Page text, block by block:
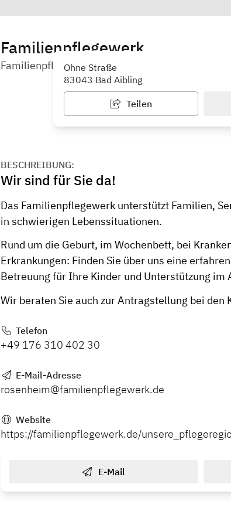
Familienpflegewerk
Familienpflegestation Rosenheim-Bad Aibling
Ohne Straße
83043 Bad Aibling
Teilen
BESCHREIBUNG:
Wir sind für Sie da!
Das Familienpflegewerk unterstützt Familien,
in schwierigen Lebenssituationen.
Rund um die Geburt, im Wochenbett, bei
Erkrankungen: Finden Sie über uns eine
Betreuung für Ihre Kinder und Unterstützung im
Wir beraten Sie auch zur Antragstellung bei den
Telefon
+49 176 310 402 30
E-Mail-Adresse
rosenheim@familienpflegewerk.de
Website
https://familienpflegewerk.de/
E-Mail